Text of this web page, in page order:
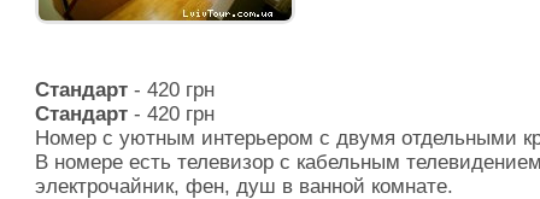
Стандарт- 420 грн
Стандарт- 420 грн
Номер с уютным интерьером с двумя отдельными
В номере есть телевизор с кабельным
электрочайник, фен, душ в ванной комнате.